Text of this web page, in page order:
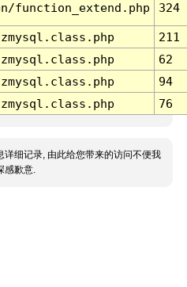
function_extend.php 324
211
62
94
76
详细记录, 由此给您带来的访问不便我
感歉意.